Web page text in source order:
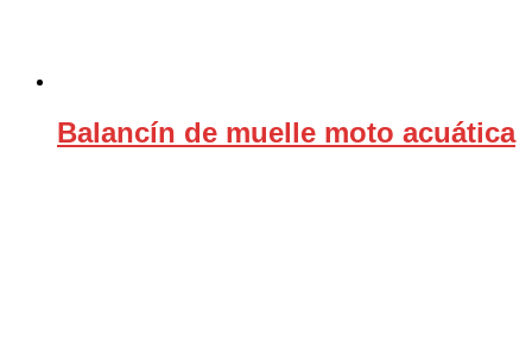
Balancín de muelle moto acuática